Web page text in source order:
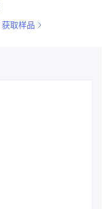
获取样品